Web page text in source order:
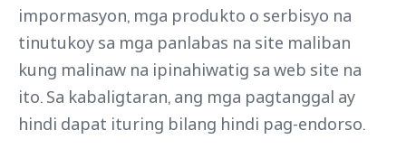
impormasyon, mga produkto o serbisyo na
tinutukoy sa mga panlabas na site maliban
kung malinaw na ipinahiwatig sa web site na
ito. Sa kabaligtaran, ang mga pagtanggal ay
hindi dapat ituring bilang hindi pag-endorso.